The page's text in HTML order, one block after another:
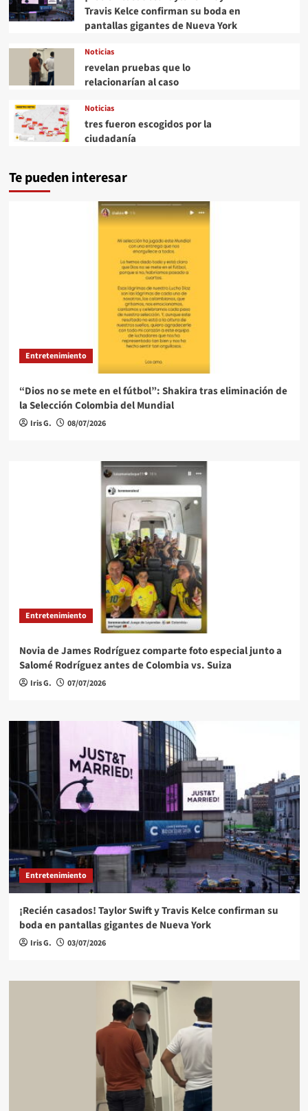
Travis Kelce confirman su boda en
pantallas gigantes de Nueva York
Noticias
revelan pruebas que lo
relacionarían al caso
Noticias
tres fueron escogidos por la
ciudadanía
Te pueden interesar
Entretenimiento
“Dios no se mete en el fútbol”: Shakira tras eliminación de
la Selección Colombia del Mundial
Iris G. 08/07/2026
Entretenimiento
Novia de James Rodríguez comparte foto especial junto a
Salomé Rodríguez antes de Colombia vs. Suiza
Iris G. 07/07/2026
Entretenimiento
¡Recién casados! Taylor Swift y Travis Kelce confirman su
boda en pantallas gigantes de Nueva York
Iris G. 03/07/2026